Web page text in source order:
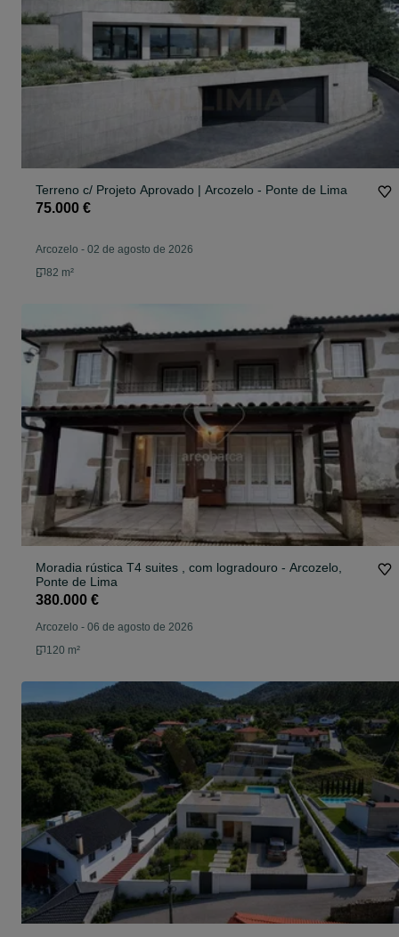
Terreno c/ Projeto Aprovado | Arcozelo - Ponte de Lima
75.000 €
Arcozelo - 02 de agosto de 2026
82 m²
Moradia rústica T4 suites , com logradouro - Arcozelo,
Ponte de Lima
380.000 €
Arcozelo - 06 de agosto de 2026
120 m²